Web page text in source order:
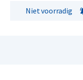
Niet voorradig